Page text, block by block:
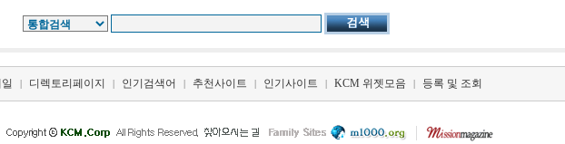
| 디렉토리페이지 | 인기검색어 | 추천사이트 | 인기사이트 | KCM 위젯모음 | 등록 및 조회